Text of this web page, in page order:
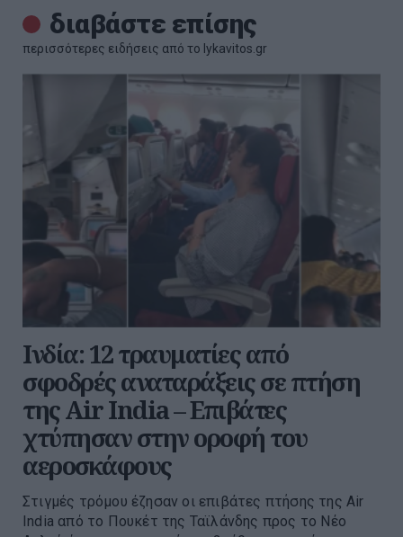
διαβάστε επίσης
περισσότερες ειδήσεις από το lykavitos.gr
Ινδία: 12 τραυματίες από
σφοδρές αναταράξεις σε πτήση
της Air India – Επιβάτες
χτύπησαν στην οροφή του
αεροσκάφους
Στιγμές τρόμου έζησαν οι επιβάτες πτήσης της Air
India από το Πουκέτ της Ταϊλάνδης προς το Νέο